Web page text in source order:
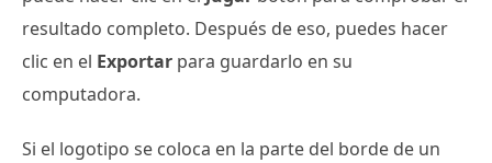
resultado completo. Después de eso, puedes hacer
clic en el Exportar para guardarlo en su
computadora.
Si el logotipo se coloca en la parte del borde de un